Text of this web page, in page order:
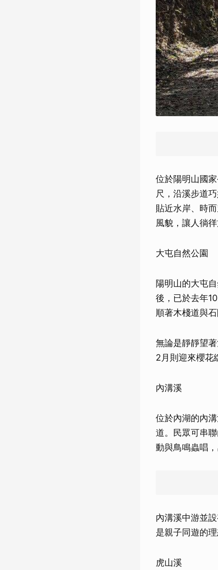
位於陽明山國
尺，沿溪步道
貼近水岸、時
風貌，讓人徜
大屯自然公園
陽明山的大屯
後，已於去年
順著木棧道與
無論是靜靜望
2月則迎來櫻花
內溝溪
位於內湖的內
道。民眾可串
動與鳥鳴蟲唱
內溝溪中游並
是親子同遊的
虎山溪